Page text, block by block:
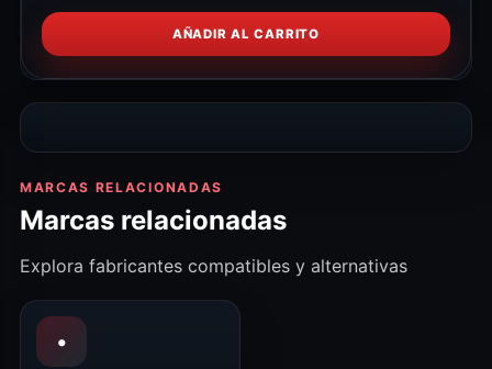
AÑADIR AL CARRITO
MARCAS RELACIONADAS
Marcas relacionadas
Explora fabricantes compatibles y alternativas
•